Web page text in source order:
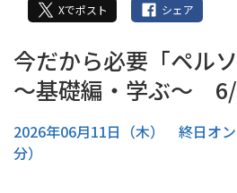
Xでポスト シェア
今だから必要「ペル
～基礎編・学ぶ～
2026年06月11日（木） 終日オ
分）